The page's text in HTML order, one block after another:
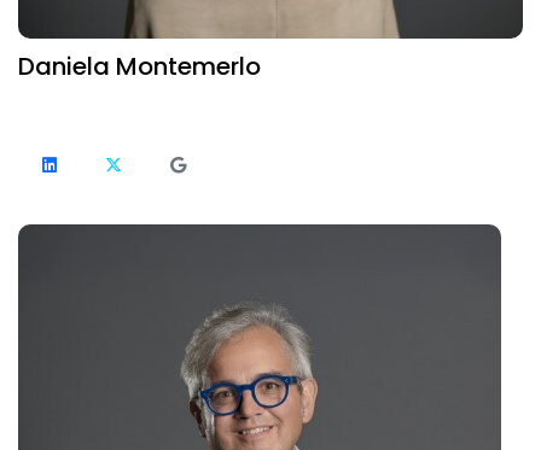
Daniela Montemerlo